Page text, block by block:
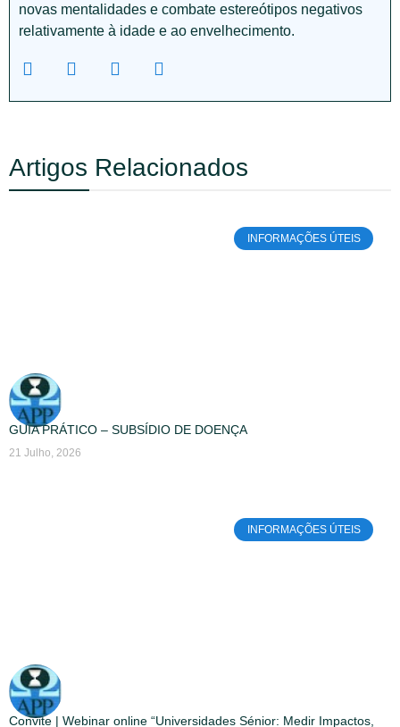
novas mentalidades e combate estereótipos negativos
relativamente à idade e ao envelhecimento.
Artigos Relacionados
INFORMAÇÕES ÚTEIS
GUIA PRÁTICO – SUBSÍDIO DE DOENÇA
21 Julho, 2026
INFORMAÇÕES ÚTEIS
Convite | Webinar online “Universidades Sénior: Medir Impactos,